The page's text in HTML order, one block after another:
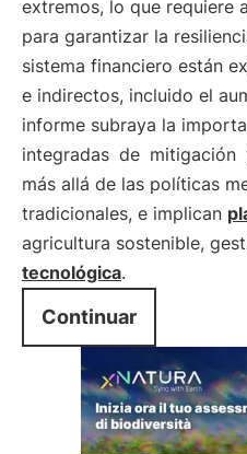
extremos, lo que requiere
para garantizar la
sistema financiero están
e indirectos, incluido el
informe subraya la
integradas de mitigación
más allá de las políticas
tradicionales, e implican
agricultura sostenible,
tecnológica.
Continuar